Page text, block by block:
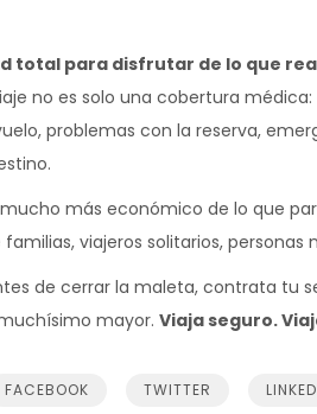
total para disfrutar de lo que
no es solo una cobertura
problemas con la reserva,
más económico de lo que
viajeros solitarios,
de cerrar la maleta, contrata tu
mayor. Viaja seguro.
FACEBOOK TWITTER